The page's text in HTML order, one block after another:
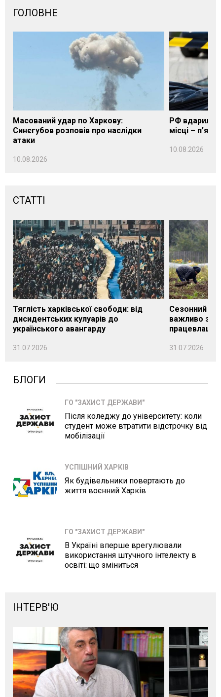
ГОЛОВНЕ
Масований удар по Харкову:
Синєгубов розповів про наслідки
атаки
10.08.2026
РФ вдарила
місці –
10.08.2026
СТАТТІ
Тяглість харківської свободи: від
дисидентських кулуарів до
українського авангарду
31.07.2026
Сезонний
важливо
31.07.2026
БЛОГИ
ГО "ЗАХИСТ ДЕРЖАВИ"
Після коледжу до університету: коли
студент може втратити відстрочку від
мобілізації
УСПІШНИЙ ХАРКІВ
Як будівельники повертають до
життя воєнний Харків
ГО "ЗАХИСТ ДЕРЖАВИ"
В Україні вперше врегулювали
використання штучного інтелекту в
освіті: що зміниться
ІНТЕРВ'Ю